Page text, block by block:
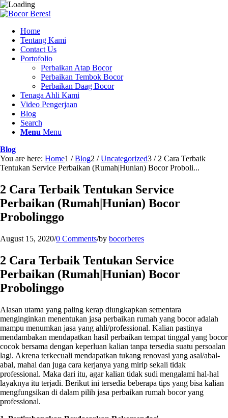
Home
Tentang Kami
Contact Us
Portofolio
Perbaikan Atap Bocor
Perbaikan Tembok Bocor
Perbaikan Daag Bocor
Tenaga Ahli Kami
Video Pengerjaan
Blog
Search
Menu Menu
Blog
You are here: Home1 / Blog2 / Uncategorized3 / 2 Cara Terbaik
Tentukan Service Perbaikan (Rumah|Hunian) Bocor Proboli...
2 Cara Terbaik Tentukan Service
Perbaikan (Rumah|Hunian) Bocor
Probolinggo
August 15, 2020/0 Comments/by bocorberes
2 Cara Terbaik Tentukan Service
Perbaikan (Rumah|Hunian) Bocor
Probolinggo
Alasan utama yang paling kerap diungkapkan sementara
menginginkan menentukan jasa perbaikan rumah yang bocor adalah
mampu menumkan jasa yang ahli/professional. Kalian pastinya
mendambakan mendapatkan hasil perbaikan tempat tinggal yang bocor
cocok bersama dengan keperluan kalian tanpa tersedia suatu persoalan
lagi. Akrena terkecuali mendapatkan tukang renovasi yang asal/abal-
abal, mahal dan juga cara kerjanya yang mirip sekali tidak
professional. Maka dari itu, agar kalian tidak sudi mengalami hal-hal
layaknya itu terjadi. Berikut ini tersedia beberapa tips yang bisa kalian
mengfungsikan di dalam pilih jasa perbaikan rumah bocor yang
professional.